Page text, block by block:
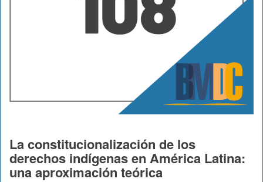
La constitucionalización de los
derechos indígenas en América Latina:
una aproximación teórica